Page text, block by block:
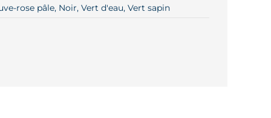
rose pâle, Noir, Vert d'eau, Vert sapin